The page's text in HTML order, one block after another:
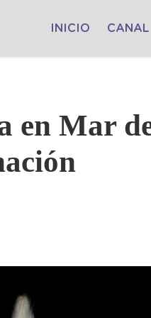
INICIO CANAL
en Mar